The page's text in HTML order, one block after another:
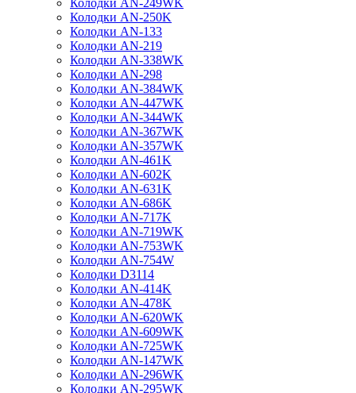
Колодки AN-249WK
Колодки AN-250K
Колодки AN-133
Колодки AN-219
Колодки AN-338WK
Колодки AN-298
Колодки AN-384WK
Колодки AN-447WK
Колодки AN-344WK
Колодки AN-367WK
Колодки AN-357WK
Колодки AN-461K
Колодки AN-602K
Колодки AN-631K
Колодки AN-686K
Колодки AN-717K
Колодки AN-719WK
Колодки AN-753WK
Колодки AN-754W
Колодки D3114
Колодки AN-414K
Колодки AN-478K
Колодки AN-620WK
Колодки AN-609WK
Колодки AN-725WK
Колодки AN-147WK
Колодки AN-296WK
Колодки AN-295WK